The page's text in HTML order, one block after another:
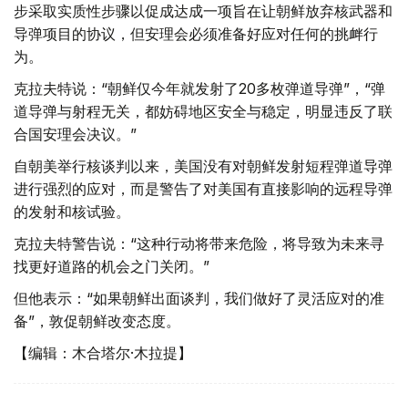
步采取实质性步骤以促成达成一项旨在让朝鲜放弃核武器和
导弹项目的协议，但安理会必须准备好应对任何的挑衅行
为。
克拉夫特说：“朝鲜仅今年就发射了20多枚弹道导弹”，“弹
道导弹与射程无关，都妨碍地区安全与稳定，明显违反了联
合国安理会决议。”
自朝美举行核谈判以来，美国没有对朝鲜发射短程弹道导弹
进行强烈的应对，而是警告了对美国有直接影响的远程导弹
的发射和核试验。
克拉夫特警告说：“这种行动将带来危险，将导致为未来寻
找更好道路的机会之门关闭。”
但他表示：“如果朝鲜出面谈判，我们做好了灵活应对的准
备”，敦促朝鲜改变态度。
【编辑：木合塔尔·木拉提】